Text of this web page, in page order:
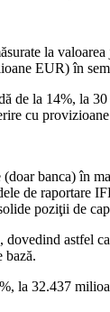
la
EUR) în
de la 14%, la
cu
banca) în
de raportare
poziţii de
astfel
bază.
la 32.437